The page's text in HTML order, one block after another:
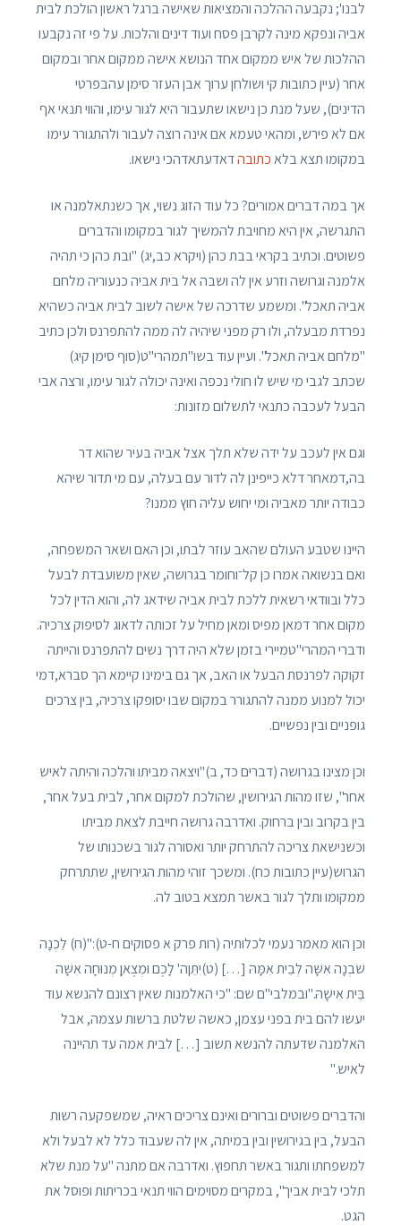
לבנו'; נקבעה ההלכה והמציאות שאישה ברגל ראשון הולכת לבית
אביה ונפקא מינה לקרבן פסח ועוד דינים והלכות. על פי זה נקבעו
ההלכות של איש ממקום אחד הנושא אישה ממקום אחר ובמקום
אחר (עיין כתובות קי ושולחן ערוך אבן העזר סימן עהבפרטי
הדינים), שעל מנת כן נישאו שתעבור היא לגור עימו, והווי תנאי אף
אם לא פירש, ומהאי טעמא אם אינה רוצה לעבור ולהתגורר עימו
במקומו תצא בלאכתובהדאדעתאדהכי נישאו.
אך במה דברים אמורים? כל עוד הזוג נשוי, אך כשנתאלמנה או
התגרשה, אין היא מחויבת להמשיך לגור במקומו והדברים
פשוטים. וכתיב בקראי בבת כהן (ויקרא כב,יג) "ובת כהן כי תהיה
אלמנה וגרושה וזרע אין לה ושבה אל בית אביה כנעוריה מלחם
אביה תאכל". ומשמע שדרכה של אישה לשוב לבית אביה כשהיא
נפרדת מבעלה, ולו רק מפני שיהיה לה ממה להתפרנס ולכן כתיב
"מלחם אביה תאכל". ועיין עוד בשו"תמהרי"ט(סוף סימן קיג)
שכתב לגבי מי שיש לו חולי נכפה ואינה יכולה לגור עימו, ורצה אבי
הבעל לעכבה כתנאי לתשלום מזונות:
וגם אין לעכב על ידה שלא תלך אצל אביה בעיר שהוא דר
בה,דמאחר דלא כייפינן לה לדור עם בעלה, עם מי תדור שיהא
כבודה יותר מאביה ומי יחוש עליה חוץ ממנו?
היינו שטבע העולם שהאב עוזר לבתו, וכן האם ושאר המשפחה,
ואם בנשואה אמרו כן קל־וחומר בגרושה, שאין משועבדת לבעל
כלל ובוודאי רשאית ללכת לבית אביה שידאג לה, והוא הדין לכל
מקום אחר דמאן מפיס ומאן מחיל על זכותה לדאוג לסיפוק צרכיה.
ודברי המהרי"טמיירי בזמן שלא היה דרך נשים להתפרנס והייתה
זקוקה לפרנסת הבעל או האב, אך גם בימינו קיימא הך סברא,דמי
יכול למנוע ממנה להתגורר במקום שבו יסופקו צרכיה, בין צרכים
גופניים ובין נפשיים.
וכן מצינו בגרושה (דברים כד, ב)"ויצאה מביתו והלכה והיתה לאיש
אחר", שזו מהות הגירושין, שהולכת למקום אחר, לבית בעל אחר,
בין בקרוב ובין ברחוק. ואדרבה גרושה חייבת לצאת מביתו
וכשנישאת צריכה להתרחק יותר ואסורה לגור בשכנותו של
הגרוש(עיין כתובות כח). ומשכך זוהי מהות הגירושין, שתתרחק
ממקומו ותלך לגור באשר תמצא בטוב לה.
וכן הוא מאמר נעמי לכלותיה (רות פרק א פסוקים ח-ט):"(ח) לֵכְנָה
שֹׁבְנָה אִשָּׁה לְבֵית אִמָּהּ […] (ט)יִתֵּןה' לָכֶם וּמְצֶאןָ מְנוּחָה אִשָּׁה
בֵּית אִישָׁהּ."ובמלבי"ם שם: "כי האלמנות שאין רצונם להנשא עוד
יעשו להם בית בפני עצמן, כאשה שלטת ברשות עצמה, אבל
האלמנה שדעתה להנשא תשוב […] לבית אמה עד תהיינה
לאיש."
והדברים פשוטים וברורים ואינם צריכים ראיה, שמשפקעה רשות
הבעל, בין בגירושין ובין במיתה, אין לה שעבוד כלל לא לבעל ולא
למשפחתו ותגור באשר תחפוץ. ואדרבה אם מתנה "על מנת שלא
תלכי לבית אביך", במקרים מסוימים הווי תנאי בכריתות ופוסל את
הגט.